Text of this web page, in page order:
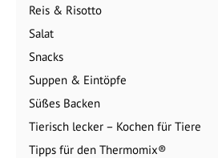
Reis & Risotto
Salat
Snacks
Suppen & Eintöpfe
Süßes Backen
Tierisch lecker – Kochen für Tiere
Tipps für den Thermomix®